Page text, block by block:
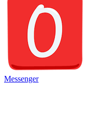
Messenger